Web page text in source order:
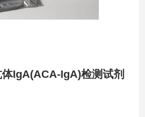
IgA(ACA-IgA)检测试剂